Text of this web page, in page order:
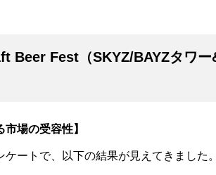
Beer Fest（SKYZ/BAYZタワ
市場の受容性】
ートで、以下の結果が見えてきました。